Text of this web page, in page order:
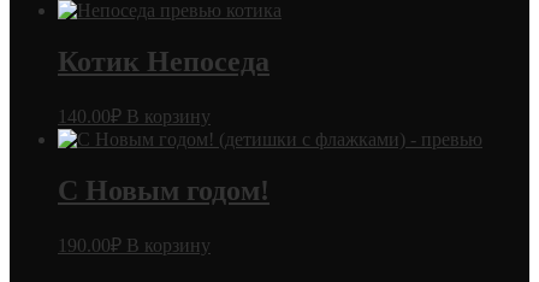
Котик Непоседа
140.00₽ В корзину
С Новым годом!
190.00₽ В корзину